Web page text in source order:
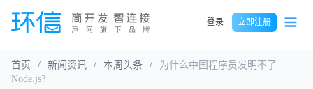
登录 立即注册
首页 / 新闻资讯 / 本周头条 /
为什么中国程序员发明不了
Node.js?